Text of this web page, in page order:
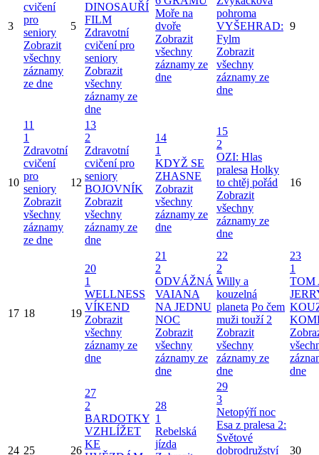
3
cvičení
pro
seniory
Zobrazit
všechny
záznamy
ze dne
5
DINOSAUŘÍ
FILM
Zdravotní
cvičení pro
seniory
Zobrazit
všechny
záznamy ze
dne
Moře na
dvoře
Zobrazit
všechny
záznamy ze
dne
pohroma
VYŠEHRAD:
Fylm
Zobrazit
všechny
záznamy ze
dne
9
10
11
1
Zdravotní
cvičení
pro
seniory
Zobrazit
všechny
záznamy
ze dne
12
13
2
Zdravotní
cvičení pro
seniory
BOJOVNÍK
Zobrazit
všechny
záznamy ze
dne
14
1
KDYŽ SE
ZHASNE
Zobrazit
všechny
záznamy ze
dne
15
2
OZI: Hlas
pralesa Holky
to chtěj pořád
Zobrazit
všechny
záznamy ze
dne
16
17 18 19
20
1
WELLNESS
VÍKEND
Zobrazit
všechny
záznamy ze
dne
21
2
ODVÁŽNÁ
VAIANA
NA JEDNU
NOC
Zobrazit
všechny
záznamy ze
dne
22
2
Willy a
kouzelná
planeta Po čem
muži touží 2
Zobrazit
všechny
záznamy ze
dne
23
1
TOM
dne
24 25 26
27
2
BARDOTKY
VZHLÍŽET
KE
28
1
Rebelská
jízda
29
3
Netopýří noc
Esa z pralesa 2:
Světové
dobrodružství
30